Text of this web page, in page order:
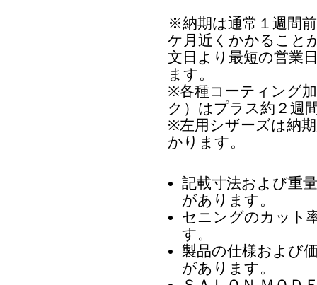
※納期は通常１週間
ケ月近くかかること
文日より最短の営業
ます。
※各種コーティング
ク）はプラス約２週
※左用シザーズは納
かります。
記載寸法および重
があります。
セニングのカット
す。
製品の仕様および
があります。